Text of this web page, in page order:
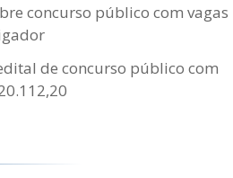
concurso público com vagas
de concurso público com